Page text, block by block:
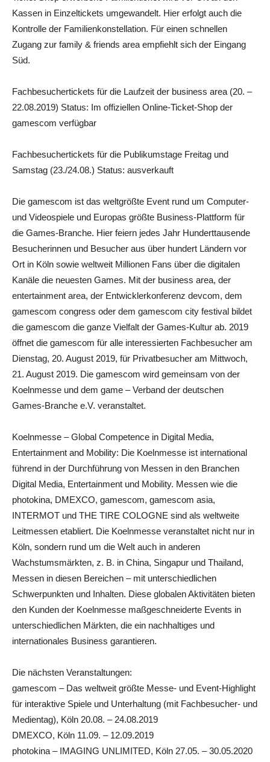
Kassen in Einzeltickets umgewandelt. Hier erfolgt auch die
Kontrolle der Familienkonstellation. Für einen schnellen
Zugang zur family & friends area empfiehlt sich der Eingang
Süd.
Fachbesuchertickets für die Laufzeit der business area (20. –
22.08.2019) Status: Im offiziellen Online-Ticket-Shop der
gamescom verfügbar
Fachbesuchertickets für die Publikumstage Freitag und
Samstag (23./24.08.) Status: ausverkauft
Die gamescom ist das weltgrößte Event rund um Computer-
und Videospiele und Europas größte Business-Plattform für
die Games-Branche. Hier feiern jedes Jahr Hunderttausende
Besucherinnen und Besucher aus über hundert Ländern vor
Ort in Köln sowie weltweit Millionen Fans über die digitalen
Kanäle die neuesten Games. Mit der business area, der
entertainment area, der Entwicklerkonferenz devcom, dem
gamescom congress oder dem gamescom city festival bildet
die gamescom die ganze Vielfalt der Games-Kultur ab. 2019
öffnet die gamescom für alle interessierten Fachbesucher am
Dienstag, 20. August 2019, für Privatbesucher am Mittwoch,
21. August 2019. Die gamescom wird gemeinsam von der
Koelnmesse und dem game – Verband der deutschen
Games-Branche e.V. veranstaltet.
Koelnmesse – Global Competence in Digital Media,
Entertainment and Mobility: Die Koelnmesse ist international
führend in der Durchführung von Messen in den Branchen
Digital Media, Entertainment und Mobility. Messen wie die
photokina, DMEXCO, gamescom, gamescom asia,
INTERMOT und THE TIRE COLOGNE sind als weltweite
Leitmessen etabliert. Die Koelnmesse veranstaltet nicht nur in
Köln, sondern rund um die Welt auch in anderen
Wachstumsmärkten, z. B. in China, Singapur und Thailand,
Messen in diesen Bereichen – mit unterschiedlichen
Schwerpunkten und Inhalten. Diese globalen Aktivitäten bieten
den Kunden der Koelnmesse maßgeschneiderte Events in
unterschiedlichen Märkten, die ein nachhaltiges und
internationales Business garantieren.
Die nächsten Veranstaltungen:
gamescom – Das weltweit größte Messe- und Event-Highlight
für interaktive Spiele und Unterhaltung (mit Fachbesucher- und
Medientag), Köln 20.08. – 24.08.2019
DMEXCO, Köln 11.09. – 12.09.2019
photokina – IMAGING UNLIMITED, Köln 27.05. – 30.05.2020